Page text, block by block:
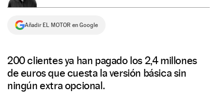
Añadir EL MOTOR en Google
200 clientes ya han pagado los 2,4 millones
de euros que cuesta la versión básica sin
ningún extra opcional.